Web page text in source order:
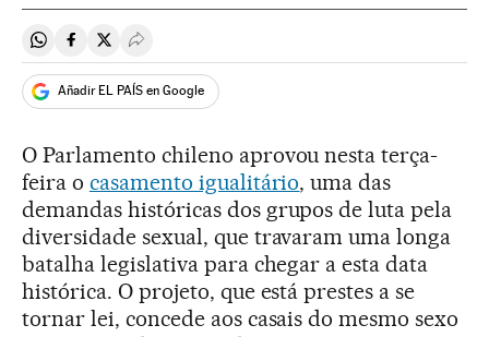
Compartir en Whatsapp
Compartir en Facebook
Compartir en Twitter
Desplegar Redes Sociales
Añadir EL PAÍS en Google
O Parlamento chileno aprovou nesta terça-
feira o casamento igualitário, uma das
demandas históricas dos grupos de luta pela
diversidade sexual, que travaram uma longa
batalha legislativa para chegar a esta data
histórica. O projeto, que está prestes a se
tornar lei, concede aos casais do mesmo sexo